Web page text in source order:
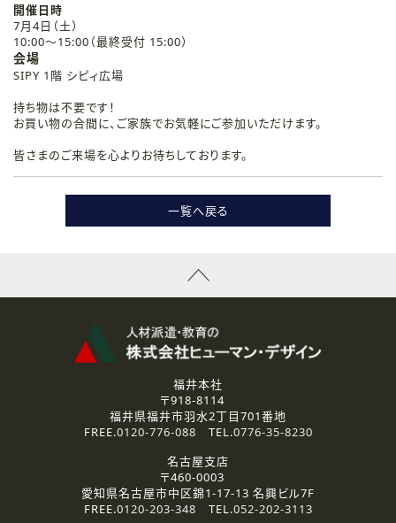
開催日時
7月4日（土）
10:00～15:00（最終受付 15:00）
会場
SIPY 1階 シピィ広場
持ち物は不要です！
お買い物の合間に、ご家族でお気軽にご参加いただけます。
皆さまのご来場を心よりお待ちしております。
一覧へ戻る
福井本社
〒918-8114
福井県福井市羽水2丁目701番地
FREE.0120-776-088 TEL.0776-35-8230
名古屋支店
〒460-0003
愛知県名古屋市中区錦1-17-13 名興ビル7F
FREE.0120-203-348 TEL.052-202-3113